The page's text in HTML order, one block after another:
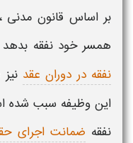
بر اساس قانون مدنی
همسر خودنفقه
نفقه در دوران عقد
این وظیفه سبب شده
نفقه ضمانت اجرای